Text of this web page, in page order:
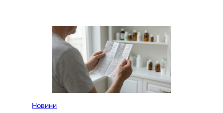
Новини